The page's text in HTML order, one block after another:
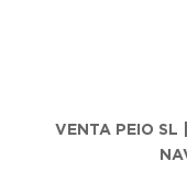
VENTA PEIO